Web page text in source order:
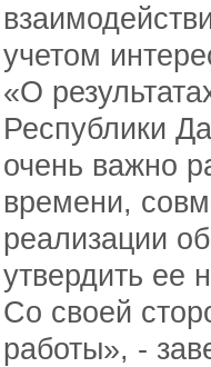
учетом
«О
Республики
очень важно
времени,
реализации
утвердить ее
Со своей
работы», -